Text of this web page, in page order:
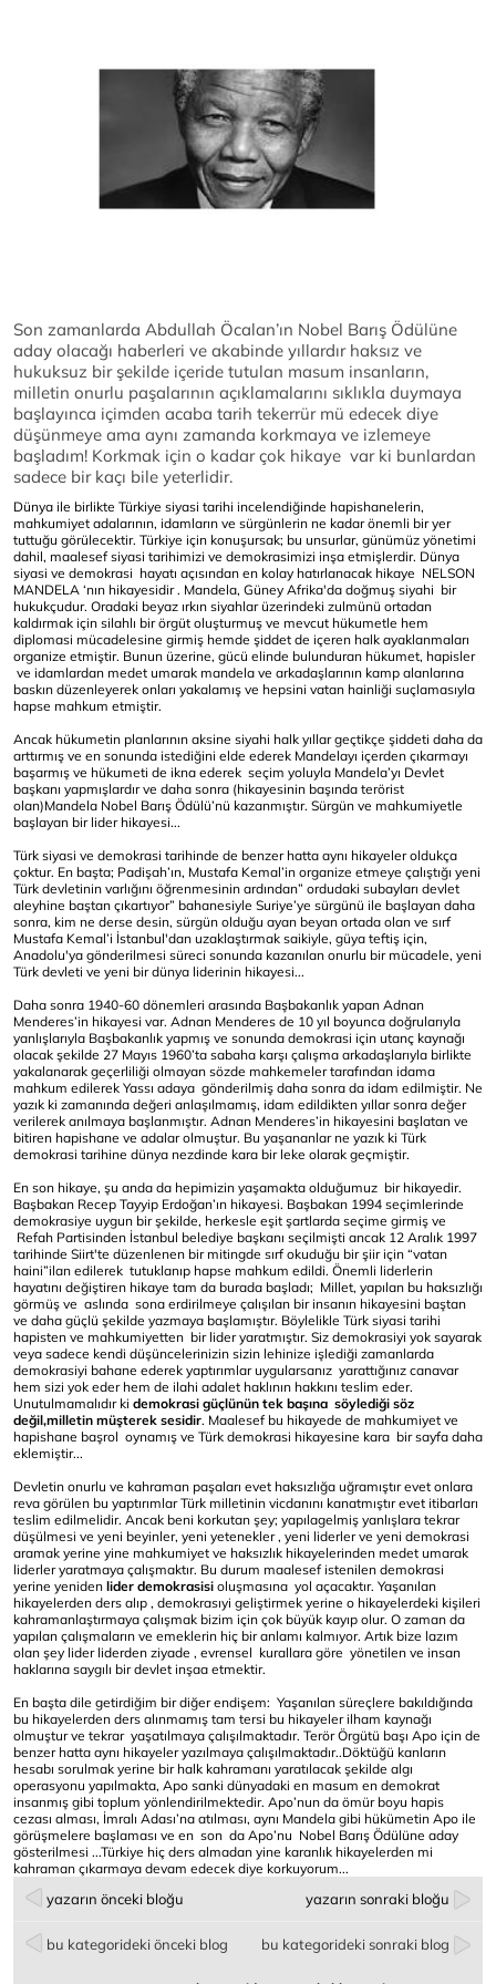
Son zamanlarda Abdullah Öcalan’ın Nobel Barış Ödülüne
aday olacağı haberleri ve akabinde yıllardır haksız ve
hukuksuz bir şekilde içeride tutulan masum insanların,
milletin onurlu paşalarının açıklamalarını sıklıkla duymaya
başlayınca içimden acaba tarih tekerrür mü edecek diye
düşünmeye ama aynı zamanda korkmaya ve izlemeye
başladım! Korkmak için o kadar çok hikaye var ki bunlardan
sadece bir kaçı bile yeterlidir.
Dünya ile birlikte Türkiye siyasi tarihi incelendiğinde hapishanelerin,
mahkumiyet adalarının, idamların ve sürgünlerin ne kadar önemli bir yer
tuttuğu görülecektir. Türkiye için konuşursak; bu unsurlar, günümüz yönetimi
dahil, maalesef siyasi tarihimizi ve demokrasimizi inşa etmişlerdir. Dünya
siyasi ve demokrasi hayatı açısından en kolay hatırlanacak hikaye NELSON
MANDELA ‘nın hikayesidir . Mandela, Güney Afrika'da doğmuş siyahi bir
hukukçudur. Oradaki beyaz ırkın siyahlar üzerindeki zulmünü ortadan
kaldırmak için silahlı bir örgüt oluşturmuş ve mevcut hükumetle hem
diplomasi mücadelesine girmiş hemde şiddet de içeren halk ayaklanmaları
organize etmiştir. Bunun üzerine, gücü elinde bulunduran hükumet, hapisler
ve idamlardan medet umarak mandela ve arkadaşlarının kamp alanlarına
baskın düzenleyerek onları yakalamış ve hepsini vatan hainliği suçlamasıyla
hapse mahkum etmiştir.
Ancak hükumetin planlarının aksine siyahi halk yıllar geçtikçe şiddeti daha da
arttırmış ve en sonunda istediğini elde ederek Mandelayı içerden çıkarmayı
başarmış ve hükumeti de ikna ederek seçim yoluyla Mandela’yı Devlet
başkanı yapmışlardır ve daha sonra (hikayesinin başında terörist
olan)Mandela Nobel Barış Ödülü’nü kazanmıştır. Sürgün ve mahkumiyetle
başlayan bir lider hikayesi...
Türk siyasi ve demokrasi tarihinde de benzer hatta aynı hikayeler oldukça
çoktur. En başta; Padişah’ın, Mustafa Kemal’in organize etmeye çalıştığı yeni
Türk devletinin varlığını öğrenmesinin ardından” ordudaki subayları devlet
aleyhine baştan çıkartıyor” bahanesiyle Suriye’ye sürgünü ile başlayan daha
sonra, kim ne derse desin, sürgün olduğu ayan beyan ortada olan ve sırf
Mustafa Kemal’i İstanbul'dan uzaklaştırmak saikiyle, güya teftiş için,
Anadolu'ya gönderilmesi süreci sonunda kazanılan onurlu bir mücadele, yeni
Türk devleti ve yeni bir dünya liderinin hikayesi...
Daha sonra 1940-60 dönemleri arasında Başbakanlık yapan Adnan
Menderes’in hikayesi var. Adnan Menderes de 10 yıl boyunca doğrularıyla
yanlışlarıyla Başbakanlık yapmış ve sonunda demokrasi için utanç kaynağı
olacak şekilde 27 Mayıs 1960’ta sabaha karşı çalışma arkadaşlarıyla birlikte
yakalanarak geçerliliği olmayan sözde mahkemeler tarafından idama
mahkum edilerek Yassı adaya gönderilmiş daha sonra da idam edilmiştir. Ne
yazık ki zamanında değeri anlaşılmamış, idam edildikten yıllar sonra değer
verilerek anılmaya başlanmıştır. Adnan Menderes’in hikayesini başlatan ve
bitiren hapishane ve adalar olmuştur. Bu yaşananlar ne yazık ki Türk
demokrasi tarihine dünya nezdinde kara bir leke olarak geçmiştir.
En son hikaye, şu anda da hepimizin yaşamakta olduğumuz bir hikayedir.
Başbakan Recep Tayyip Erdoğan’ın hikayesi. Başbakan 1994 seçimlerinde
demokrasiye uygun bir şekilde, herkesle eşit şartlarda seçime girmiş ve
Refah Partisinden İstanbul belediye başkanı seçilmişti ancak 12 Aralık 1997
tarihinde Siirt'te düzenlenen bir mitingde sırf okuduğu bir şiir için “vatan
haini”ilan edilerek tutuklanıp hapse mahkum edildi. Önemli liderlerin
hayatını değiştiren hikaye tam da burada başladı; Millet, yapılan bu haksızlığı
görmüş ve aslında sona erdirilmeye çalışılan bir insanın hikayesini baştan
ve daha güçlü şekilde yazmaya başlamıştır. Böylelikle Türk siyasi tarihi
hapisten ve mahkumiyetten bir lider yaratmıştır. Siz demokrasiyi yok sayarak
veya sadece kendi düşüncelerinizin sizin lehinize işlediği zamanlarda
demokrasiyi bahane ederek yaptırımlar uygularsanız yarattığınız canavar
hem sizi yok eder hem de ilahi adalet haklının hakkını teslim eder.
Unutulmamalıdır ki demokrasi güçlünün tek başına söylediği söz
değil,milletin müşterek sesidir. Maalesef bu hikayede de mahkumiyet ve
hapishane başrol oynamış ve Türk demokrasi hikayesine kara bir sayfa daha
eklemiştir...
Devletin onurlu ve kahraman paşaları evet haksızlığa uğramıştır evet onlara
reva görülen bu yaptırımlar Türk milletinin vicdanını kanatmıştır evet itibarları
teslim edilmelidir. Ancak beni korkutan şey; yapılagelmiş yanlışlara tekrar
düşülmesi ve yeni beyinler, yeni yetenekler , yeni liderler ve yeni demokrasi
aramak yerine yine mahkumiyet ve haksızlık hikayelerinden medet umarak
liderler yaratmaya çalışmaktır. Bu durum maalesef istenilen demokrasi
yerine yeniden lider demokrasisi oluşmasına yol açacaktır. Yaşanılan
hikayelerden ders alıp , demokrasıyi geliştirmek yerine o hikayelerdeki kişileri
kahramanlaştırmaya çalışmak bizim için çok büyük kayıp olur. O zaman da
yapılan çalışmaların ve emeklerin hiç bir anlamı kalmıyor. Artık bize lazım
olan şey lider liderden ziyade , evrensel kurallara göre yönetilen ve insan
haklarına saygılı bir devlet inşaa etmektir.
En başta dile getirdiğim bir diğer endişem: Yaşanılan süreçlere bakıldığında
bu hikayelerden ders alınmamış tam tersi bu hikayeler ilham kaynağı
olmuştur ve tekrar yaşatılmaya çalışılmaktadır. Terör Örgütü başı Apo için de
benzer hatta aynı hikayeler yazılmaya çalışılmaktadır..Döktüğü kanların
hesabı sorulmak yerine bir halk kahramanı yaratılacak şekilde algı
operasyonu yapılmakta, Apo sanki dünyadaki en masum en demokrat
insanmış gibi toplum yönlendirilmektedir. Apo’nun da ömür boyu hapis
cezası alması, İmralı Adası’na atılması, aynı Mandela gibi hükümetin Apo ile
görüşmelere başlaması ve en son da Apo’nu Nobel Barış Ödülüne aday
gösterilmesi ...Türkiye hiç ders almadan yine karanlık hikayelerden mi
kahraman çıkarmaya devam edecek diye korkuyorum...
yazarın önceki bloğu yazarın sonraki bloğu
bu kategorideki önceki blog bu kategorideki sonraki blog